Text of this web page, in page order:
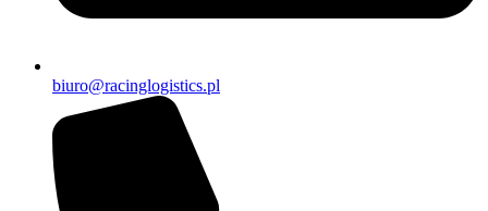
biuro@racinglogistics.pl